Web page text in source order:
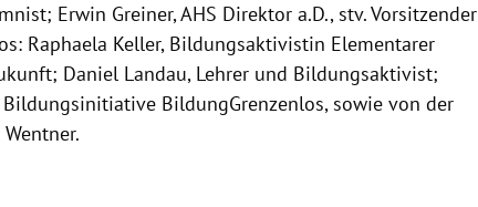
Erwin Greiner, AHS Direktor a.D., stv. Vorsitzender
Raphaela Keller, Bildungsaktivistin Elementarer
; Daniel Landau, Lehrer und Bildungsaktivist;
BildungGrenzenlos, sowie von der